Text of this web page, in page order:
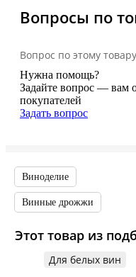
Вопросы по
Вопрос по этому
Нужна помощь?
Задайте вопрос — вам
покупателей
Задать вопрос
Виноделие
Винные дрожжи
Этот товар из
Для белых вин